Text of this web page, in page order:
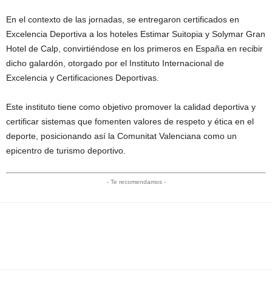
En el contexto de las jornadas, se entregaron certificados en
Excelencia Deportiva a los hoteles Estimar Suitopia y Solymar Gran
Hotel de Calp, convirtiéndose en los primeros en España en recibir
dicho galardón, otorgado por el Instituto Internacional de
Excelencia y Certificaciones Deportivas.
Este instituto tiene como objetivo promover la calidad deportiva y
certificar sistemas que fomenten valores de respeto y ética en el
deporte, posicionando así la Comunitat Valenciana como un
epicentro de turismo deportivo.
- Te recomendamos -